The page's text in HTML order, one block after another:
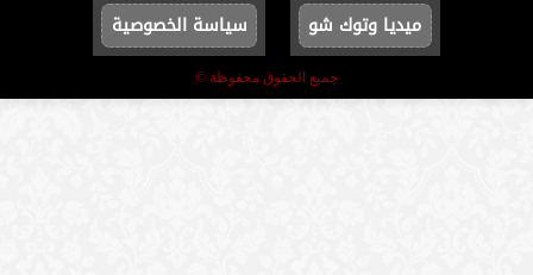
ميديا وتوك شو
سياسة الخصوصية
جميع الحقوق محفوظة ©